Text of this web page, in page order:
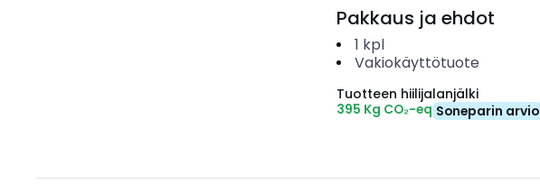
Pakkaus ja ehdot
1 kpl
Vakiokäyttötuote
Tuotteen hiilijalanjälki
395 Kg CO₂-eq Soneparin arvio